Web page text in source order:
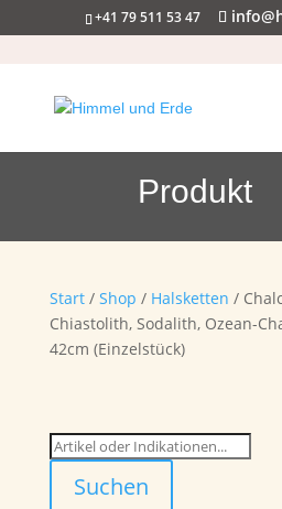
+41 79 511 53 47
Produkt
Start/ Shop / Halsketten /
Chiastolith, Sodalith, Ozean-
42cm (Einzelstück)
Suchen